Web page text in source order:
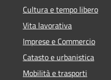
Cultura e tempo libero
Vita lavorativa
Imprese e Commercio
Catasto e urbanistica
Mobilità e trasporti